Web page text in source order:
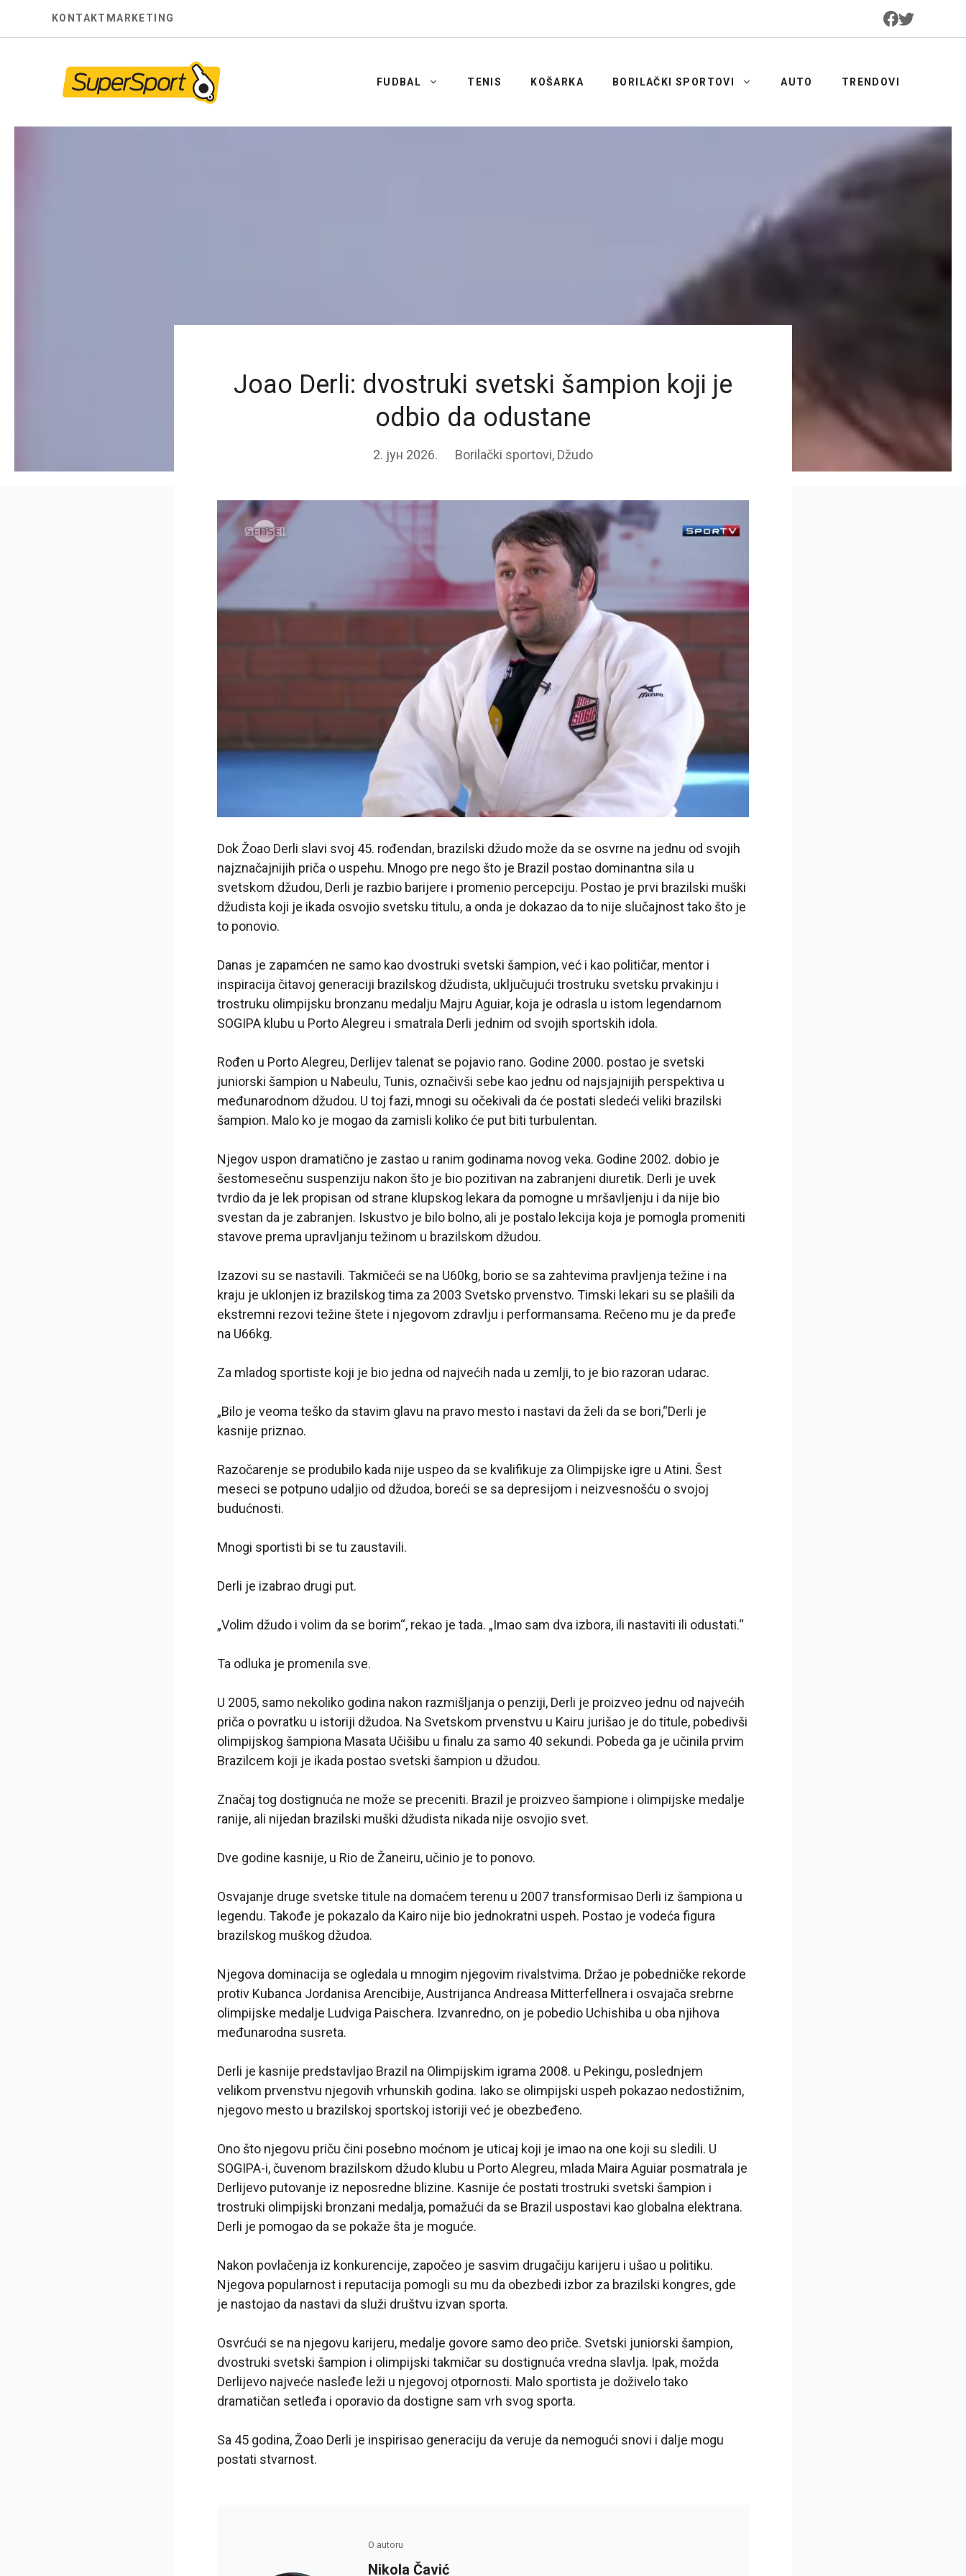
KONTAKT MARKETING
FUDBAL TENIS KOŠARKA BORILAČKI SPORTOVI AUTO TRENDOVI
Joao Derli: dvostruki svetski šampion koji je
odbio da odustane
2. јун 2026. Borilački sportovi, Džudo
Dok Žoao Derli slavi svoj 45. rođendan, brazilski džudo može da se osvrne na jednu od svojih
najznačajnijih priča o uspehu. Mnogo pre nego što je Brazil postao dominantna sila u
svetskom džudou, Derli je razbio barijere i promenio percepciju. Postao je prvi brazilski muški
džudista koji je ikada osvojio svetsku titulu, a onda je dokazao da to nije slučajnost tako što je
to ponovio.
Danas je zapamćen ne samo kao dvostruki svetski šampion, već i kao političar, mentor i
inspiracija čitavoj generaciji brazilskog džudista, uključujući trostruku svetsku prvakinju i
trostruku olimpijsku bronzanu medalju Majru Aguiar, koja je odrasla u istom legendarnom
SOGIPA klubu u Porto Alegreu i smatrala Derli jednim od svojih sportskih idola.
Rođen u Porto Alegreu, Derlijev talenat se pojavio rano. Godine 2000. postao je svetski
juniorski šampion u Nabeulu, Tunis, označivši sebe kao jednu od najsjajnijih perspektiva u
međunarodnom džudou. U toj fazi, mnogi su očekivali da će postati sledeći veliki brazilski
šampion. Malo ko je mogao da zamisli koliko će put biti turbulentan.
Njegov uspon dramatično je zastao u ranim godinama novog veka. Godine 2002. dobio je
šestomesečnu suspenziju nakon što je bio pozitivan na zabranjeni diuretik. Derli je uvek
tvrdio da je lek propisan od strane klupskog lekara da pomogne u mršavljenju i da nije bio
svestan da je zabranjen. Iskustvo je bilo bolno, ali je postalo lekcija koja je pomogla promeniti
stavove prema upravljanju težinom u brazilskom džudou.
Izazovi su se nastavili. Takmičeći se na U60kg, borio se sa zahtevima pravljenja težine i na
kraju je uklonjen iz brazilskog tima za 2003 Svetsko prvenstvo. Timski lekari su se plašili da
ekstremni rezovi težine štete i njegovom zdravlju i performansama. Rečeno mu je da pređe
na U66kg.
Za mladog sportiste koji je bio jedna od najvećih nada u zemlji, to je bio razoran udarac.
„Bilo je veoma teško da stavim glavu na pravo mesto i nastavi da želi da se bori,“Derli je
kasnije priznao.
Razočarenje se produbilo kada nije uspeo da se kvalifikuje za Olimpijske igre u Atini. Šest
meseci se potpuno udaljio od džudoa, boreći se sa depresijom i neizvesnošću o svojoj
budućnosti.
Mnogi sportisti bi se tu zaustavili.
Derli je izabrao drugi put.
„Volim džudo i volim da se borim“, rekao je tada. „Imao sam dva izbora, ili nastaviti ili odustati.“
Ta odluka je promenila sve.
U 2005, samo nekoliko godina nakon razmišljanja o penziji, Derli je proizveo jednu od najvećih
priča o povratku u istoriji džudoa. Na Svetskom prvenstvu u Kairu jurišao je do titule, pobedivši
olimpijskog šampiona Masata Učišibu u finalu za samo 40 sekundi. Pobeda ga je učinila prvim
Brazilcem koji je ikada postao svetski šampion u džudou.
Značaj tog dostignuća ne može se preceniti. Brazil je proizveo šampione i olimpijske medalje
ranije, ali nijedan brazilski muški džudista nikada nije osvojio svet.
Dve godine kasnije, u Rio de Žaneiru, učinio je to ponovo.
Osvajanje druge svetske titule na domaćem terenu u 2007 transformisao Derli iz šampiona u
legendu. Takođe je pokazalo da Kairo nije bio jednokratni uspeh. Postao je vodeća figura
brazilskog muškog džudoa.
Njegova dominacija se ogledala u mnogim njegovim rivalstvima. Držao je pobedničke rekorde
protiv Kubanca Jordanisa Arencibije, Austrijanca Andreasa Mitterfellnera i osvajača srebrne
olimpijske medalje Ludviga Paischera. Izvanredno, on je pobedio Uchishiba u oba njihova
međunarodna susreta.
Derli je kasnije predstavljao Brazil na Olimpijskim igrama 2008. u Pekingu, poslednjem
velikom prvenstvu njegovih vrhunskih godina. Iako se olimpijski uspeh pokazao nedostižnim,
njegovo mesto u brazilskoj sportskoj istoriji već je obezbeđeno.
Ono što njegovu priču čini posebno moćnom je uticaj koji je imao na one koji su sledili. U
SOGIPA-i, čuvenom brazilskom džudo klubu u Porto Alegreu, mlada Maira Aguiar posmatrala je
Derlijevo putovanje iz neposredne blizine. Kasnije će postati trostruki svetski šampion i
trostruki olimpijski bronzani medalja, pomažući da se Brazil uspostavi kao globalna elektrana.
Derli je pomogao da se pokaže šta je moguće.
Nakon povlačenja iz konkurencije, započeo je sasvim drugačiju karijeru i ušao u politiku.
Njegova popularnost i reputacija pomogli su mu da obezbedi izbor za brazilski kongres, gde
je nastojao da nastavi da služi društvu izvan sporta.
Osvrćući se na njegovu karijeru, medalje govore samo deo priče. Svetski juniorski šampion,
dvostruki svetski šampion i olimpijski takmičar su dostignuća vredna slavlja. Ipak, možda
Derlijevo najveće nasleđe leži u njegovoj otpornosti. Malo sportista je doživelo tako
dramatičan setleđa i oporavio da dostigne sam vrh svog sporta.
Sa 45 godina, Žoao Derli je inspirisao generaciju da veruje da nemogući snovi i dalje mogu
postati stvarnost.
O autoru
Nikola Čavić